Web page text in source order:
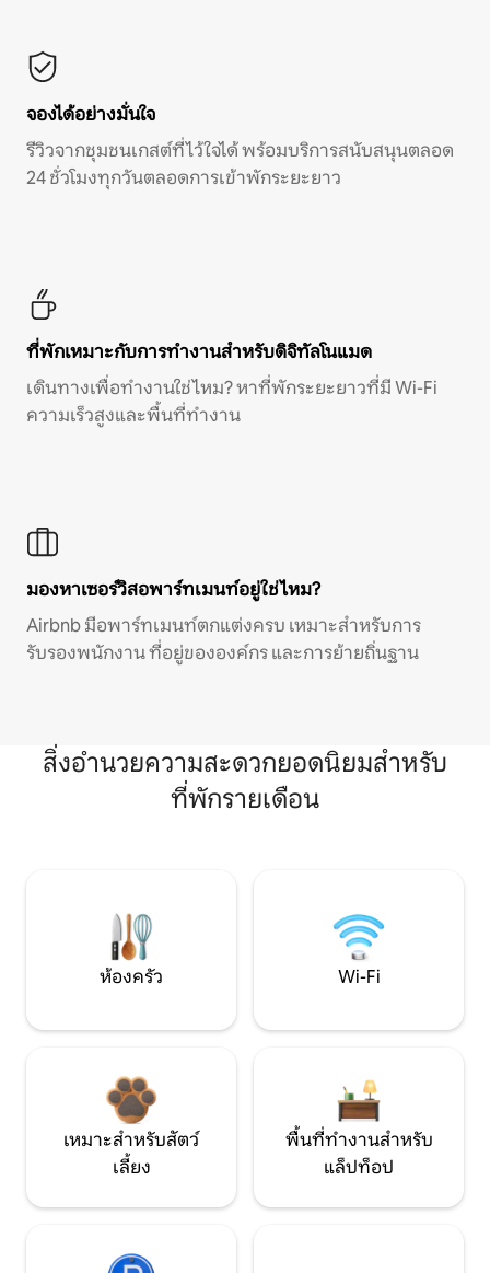
จองได้อย่างมั่นใจ
รีวิวจากชุมชนเกสต์ที่ไว้ใจได้ พร้อมบริการสนับสนุนตลอด
24 ชั่วโมงทุกวันตลอดการเข้าพักระยะยาว
ที่พักเหมาะกับการทำงานสำหรับดิจิทัลโนแมด
เดินทางเพื่อทำงานใช่ไหม? หาที่พักระยะยาวที่มี Wi-Fi
ความเร็วสูงและพื้นที่ทำงาน
มองหาเซอร์วิสอพาร์ทเมนท์อยู่ใช่ไหม?
Airbnb มีอพาร์ทเมนท์ตกแต่งครบ เหมาะสำหรับการ
รับรองพนักงาน ที่อยู่ขององค์กร และการย้ายถิ่นฐาน
สิ่งอำนวยความสะดวกยอดนิยมสำหรับ
ที่พักรายเดือน
ห้องครัว Wi-Fi
เหมาะสำหรับสัตว์
เลี้ยง
พื้นที่ทำงานสำหรับ
แล็ปท็อป